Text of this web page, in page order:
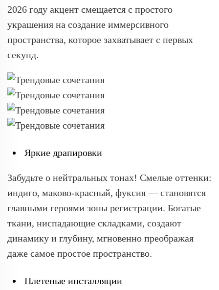
2026 году акцент смещается с простого
украшения на создание иммерсивного
пространства, которое захватывает с первых
секунд.
Яркие драпировки
Забудьте о нейтральных тонах! Смелые оттенки:
индиго, маково-красный, фуксия — становятся
главными героями зоны регистрации. Богатые
ткани, ниспадающие складками, создают
динамику и глубину, мгновенно преображая
даже самое простое пространство.
Плетеные инсталляции